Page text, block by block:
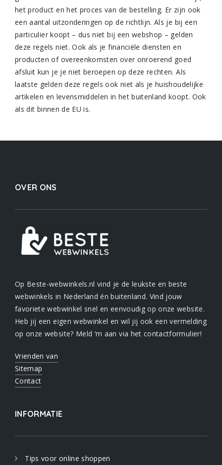
het product en het proces van de bestelling. Er zijn ook
een aantal uitzonderingen op de richtlijn. Als je bij een
particulier koopt – dus niet bij een webshop – gelden
deze regels niet. Ook als je financiële diensten en
producten of overeenkomsten over onroerend goed
afsluit kun je je niet beroepen op deze rechten. Als
laatste gelden deze regels ook niet als je huishoudelijke
artikelen en levensmiddelen in het buitenland koopt. Ook
als dit binnen de EU is.
OVER ONS
Op Beste-webwinkels.nl vind je de leukste en beste
webwinkels in Nederland én buitenland. Vind jouw
favoriete webwinkel snel en eenvoudig op onze website.
Heb jij een eigen webwinkel en wil jij ook een vermelding
op onze website? Meld ‘m aan via het contactformulier!
Vrienden van
Sitemap
Contact
INFORMATIE
Tips voor online shoppen